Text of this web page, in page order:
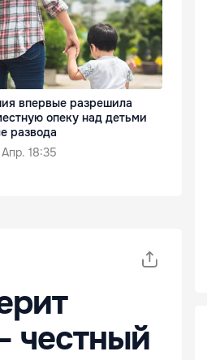
впервые разрешила
опеку над детьми
развода
Апр. 18:35
честный